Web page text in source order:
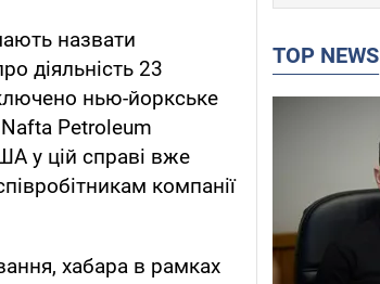
назвати
діяльність 23
нью-йоркське
Nafta Petroleum
у цій справі вже
компанії
хабара в рамках
TOP NEWS